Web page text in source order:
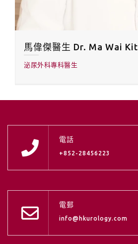
馬偉傑醫生 Dr. Ma Wai Kit
泌尿外科專科醫生
電話
+852-28456223
電郵
info@hkurology.com